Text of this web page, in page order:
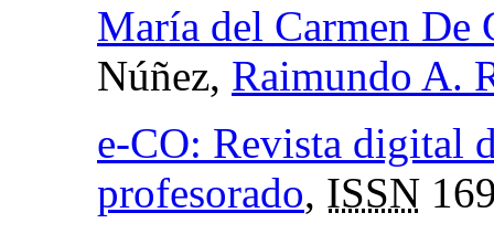
María del Carmen De
Núñez, Raimundo A.
e-CO: Revista digital
profesorado, ISSN